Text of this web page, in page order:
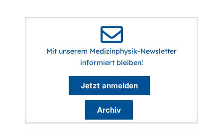
Mit unserem Medizinphysik-Newsletter
informiert bleiben!
Jetzt anmelden
Archiv